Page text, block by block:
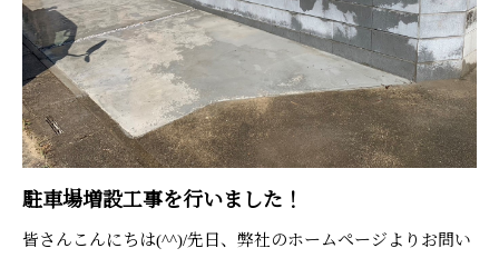
駐車場増設工事を行いました！
皆さんこんにちは(^^)/先日、弊社のホームページよりお問い